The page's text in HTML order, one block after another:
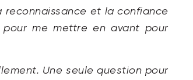
reconnaissance et la confiance
me mettre en avant pour
Une seule question pour